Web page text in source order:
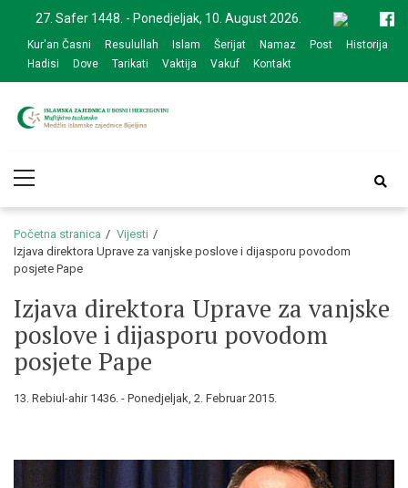
navigation
content
27. Safer 1448. - Ponedjeljak, 10. August 2026.
Kur'an Časni Resulullah Islam Šerijat Namaz Post
Historija
Hadisi
Dove Tarikati Vaktija Vakuf Kontakt
zajednice Bijeljina
Menu
Početna stranica
Vijesti
Izjava direktora Uprave za vanjske poslove i dijasporu povodom
posjete Pape
Izjava direktora Uprave za vanjske
poslove i dijasporu povodom
posjete Pape
13. Rebiul-ahir 1436. - Ponedjeljak, 2. Februar 2015.